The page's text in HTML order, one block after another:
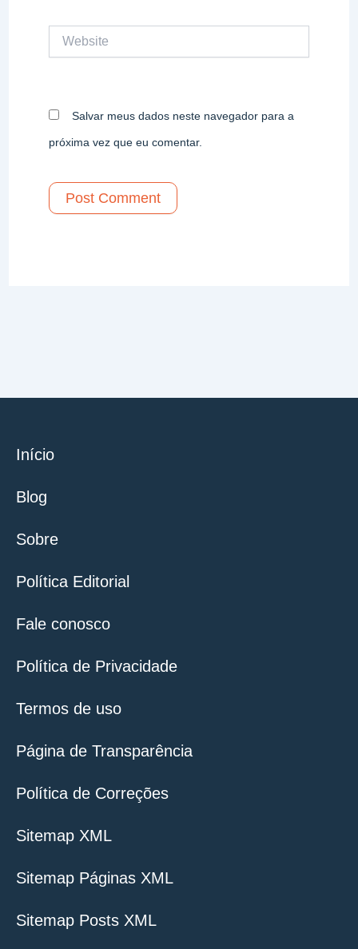
Salvar meus dados neste navegador para a
próxima vez que eu comentar.
Início
Blog
Sobre
Política Editorial
Fale conosco
Política de Privacidade
Termos de uso
Página de Transparência
Política de Correções
Sitemap XML
Sitemap Páginas XML
Sitemap Posts XML